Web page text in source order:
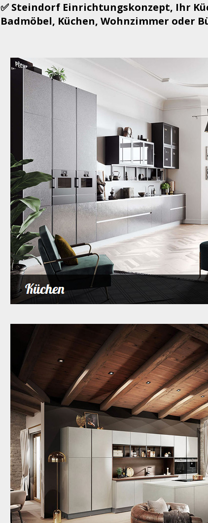
✅ Steindorf Einrichtungskonzept, Ihr
Badmöbel, Küchen, Wohnzimmer oder